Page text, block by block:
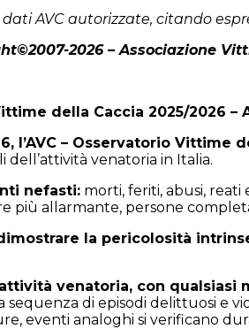
AVC autorizzate, citando
2026 – Associazione
della Caccia 2025/2026 –
– Osservatorio Vittime
venatoria in Italia.
nefasti: morti, feriti, abusi, reati
più allarmante, persone
la pericolosità
venatoria, con qualsiasi
sequenza di episodi delittuosi e
eventi analoghi si verificano